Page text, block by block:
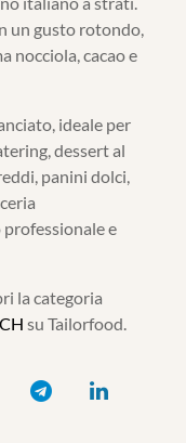
un gusto rotondo,
nocciola, cacao e
ideale per
dessert al
panini dolci,
e
la categoria
su Tailorfood.